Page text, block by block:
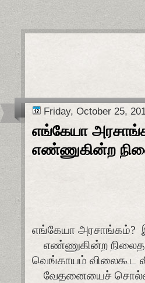
Friday, October 25,
எங்கேயா
எண்ணுகின்ற
எங்கேயா அரசாங்கம்?
எண்ணுகின்ற
வெங்காயம் விலைகூட
வேதனையைச்